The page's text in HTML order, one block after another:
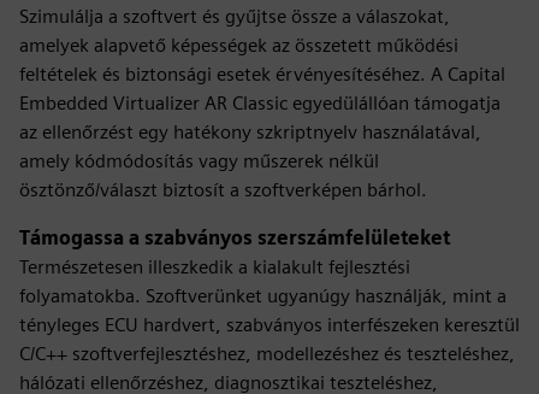
Szimulálja a szoftvert és gyűjtse össze a válaszokat,
amelyek alapvető képességek az összetett működési
feltételek és biztonsági esetek érvényesítéséhez. A Capital
Embedded Virtualizer AR Classic egyedülállóan támogatja
az ellenőrzést egy hatékony szkriptnyelv használatával,
amely kódmódosítás vagy műszerek nélkül
ösztönző/választ biztosít a szoftverképen bárhol.
Támogassa a szabványos szerszámfelületeket
Természetesen illeszkedik a kialakult fejlesztési
folyamatokba. Szoftverünket ugyanúgy használják, mint a
tényleges ECU hardvert, szabványos interfészeken keresztül
C/C++ szoftverfejlesztéshez, modellezéshez és teszteléshez,
hálózati ellenőrzéshez, diagnosztikai teszteléshez,